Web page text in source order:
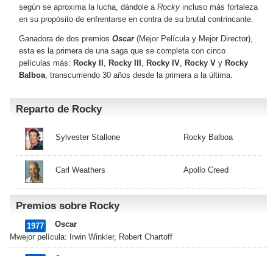
según se aproxima la lucha, dándole a Rocky incluso más fortaleza
en su propósito de enfrentarse en contra de su brutal contrincante.
Ganadora de dos premios Oscar (Mejor Película y Mejor Director),
esta es la primera de una saga que se completa con cinco
películas más: Rocky II , Rocky III , Rocky IV, Rocky V y Rocky
Balboa, transcurriendo 30 años desde la primera a la última.
Reparto de Rocky
Sylvester Stallone Rocky Balboa
Carl Weathers Apollo Creed
Premios sobre Rocky
1977
Oscar
Mwejor película: Irwin Winkler, Robert Chartoff